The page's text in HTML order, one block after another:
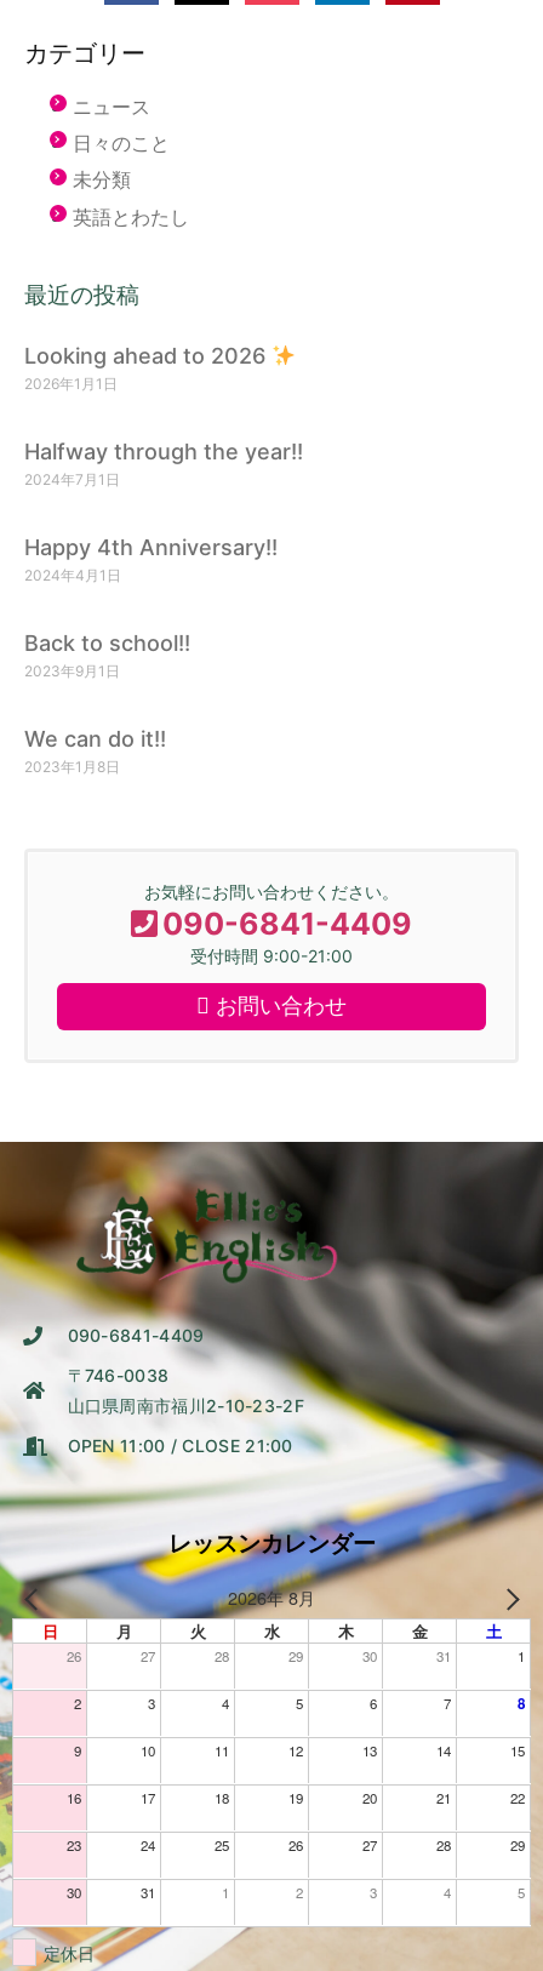
カテゴリー
ニュース
日々のこと
未分類
英語とわたし
最近の投稿
Looking ahead to 2026
2026年1月1日
Halfway through the year!!
2024年7月1日
Happy 4th Anniversary!!
2024年4月1日
Back to school!!
2023年9月1日
We can do it!!
2023年1月8日
お気軽にお問い合わせください。
090-6841-4409
受付時間 9:00-21:00
お問い合わせ
090-6841-4409
〒746-0038
山口県周南市福川2-10-23-2F
OPEN 11:00 / CLOSE 21:00
レッスンカレンダー
2026年 8月
日 月 火 水 木 金 土
26 27 28 29 30 31 1
2 3 4 5 6 7 8
9 10 11 12 13 14 15
16 17 18 19 20 21 22
23 24 25 26 27 28 29
30 31 1 2 3 4 5
定休日